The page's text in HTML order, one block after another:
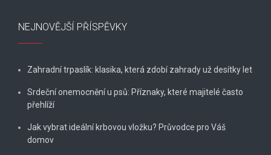
NEJNOVĚJŠÍ PŘÍSPĚVKY
Zahradní trpaslík: klasika, která zdobí zahrady už desítky let
Srdeční onemocnění u psů: Příznaky, které majitelé často
přehlíží
Jak vybrat ideální krbovou vložku? Průvodce pro Váš
domov